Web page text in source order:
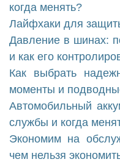
когда менять?
Лайфхаки для
Давление в шинах:
и как его
Как выбрать
моменты и
Автомобильный
службы и когда
Экономим на
чем нельзя